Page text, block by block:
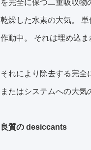
を完全に保つ二重吸収物
乾燥した水素の大気。
作動中。 それは埋め込
それにより除去する完全
またはシステムへの大気
良質の desiccants